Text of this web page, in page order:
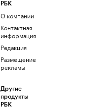
РБК
О компании
Контактная
информация
Редакция
Размещение
рекламы
Другие
продукты
РБК